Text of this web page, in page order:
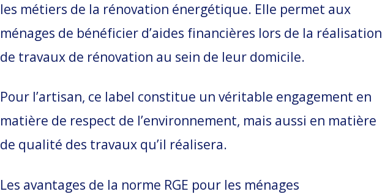
les métiers de la rénovation énergétique. Elle permet aux
ménages de bénéficier d’aides financières lors de la réalisation
de travaux de rénovation au sein de leur domicile.
Pour l’artisan, ce label constitue un véritable engagement en
matière de respect de l’environnement, mais aussi en matière
de qualité des travaux qu’il réalisera.
Les avantages de la norme RGE pour les ménages